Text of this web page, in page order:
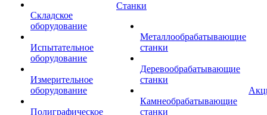
Складское
оборудование
Испытательное
оборудование
Измерительное
оборудование
Полиграфическое
Станки
Металлообрабатывающие
станки
Деревообрабатывающие
станки
Камнеобрабатывающие
станки